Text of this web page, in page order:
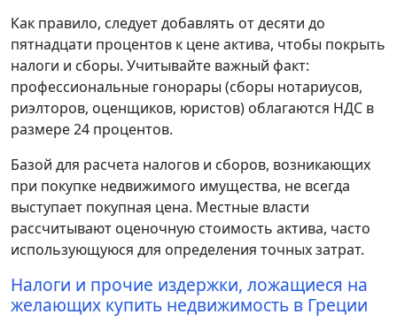
Как правило, следует добавлять от десяти до
пятнадцати процентов к цене актива, чтобы покрыть
налоги и сборы. Учитывайте важный факт:
профессиональные гонорары (сборы нотариусов,
риэлторов, оценщиков, юристов) облагаются НДС в
размере 24 процентов.
Базой для расчета налогов и сборов, возникающих
при покупке недвижимого имущества, не всегда
выступает покупная цена. Местные власти
рассчитывают оценочную стоимость актива, часто
использующуюся для определения точных затрат.
Налоги и прочие издержки, ложащиеся на
желающих купить недвижимость в Греции